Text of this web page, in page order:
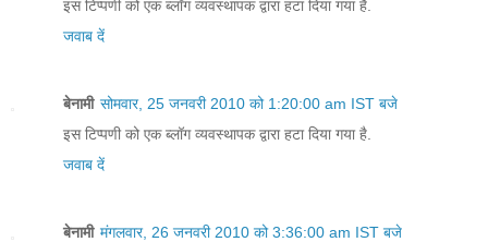
इस टिप्पणी को एक ब्लॉग व्यवस्थापक द्वारा हटा दिया गया है.
जवाब दें
बेनामी सोमवार, 25 जनवरी 2010 को 1:20:00 am IST बजे
इस टिप्पणी को एक ब्लॉग व्यवस्थापक द्वारा हटा दिया गया है.
जवाब दें
बेनामी मंगलवार, 26 जनवरी 2010 को 3:36:00 am IST बजे